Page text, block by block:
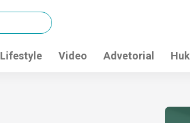
Lifestyle Video Advetorial